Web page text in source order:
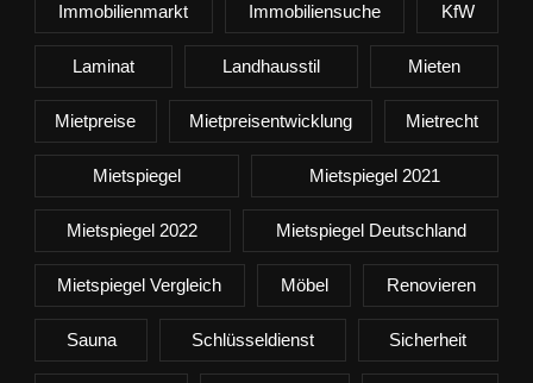
Immobilienmarkt Immobiliensuche KfW
Laminat Landhausstil Mieten
Mietpreise Mietpreisentwicklung Mietrecht
Mietspiegel Mietspiegel 2021
Mietspiegel 2022 Mietspiegel Deutschland
Mietspiegel Vergleich Möbel Renovieren
Sauna Schlüsseldienst Sicherheit